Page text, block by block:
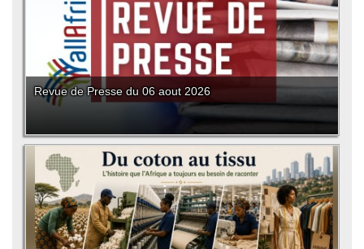
Revue de Presse du 06 aout 2026